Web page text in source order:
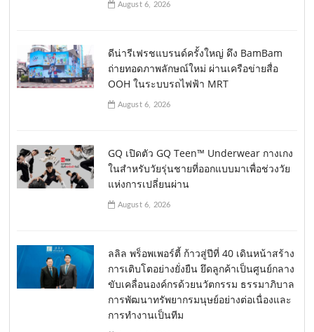
August 6, 2026
ดีน่ารีเฟรชแบรนด์ครั้งใหญ่ ดึง BamBam
ถ่ายทอดภาพลักษณ์ใหม่ ผ่านเครือข่ายสื่อ
OOH ในระบบรถไฟฟ้า MRT
August 6, 2026
GQ เปิดตัว GQ Teen™ Underwear กางเกง
ในสำหรับวัยรุ่นชายที่ออกแบบมาเพื่อช่วงวัย
แห่งการเปลี่ยนผ่าน
August 6, 2026
ลลิล พร็อพเพอร์ตี้ ก้าวสู่ปีที่ 40 เดินหน้าสร้าง
การเติบโตอย่างยั่งยืน ยึดลูกค้าเป็นศูนย์กลาง
ขับเคลื่อนองค์กรด้วยนวัตกรรม ธรรมาภิบาล
การพัฒนาทรัพยากรมนุษย์อย่างต่อเนื่องและ
การทำงานเป็นทีม